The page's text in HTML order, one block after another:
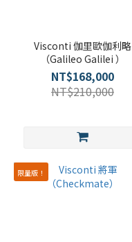
Visconti 伽里歐伽利略
（Galileo Galilei ）
NT$168,000
NT$210,000
限量版！